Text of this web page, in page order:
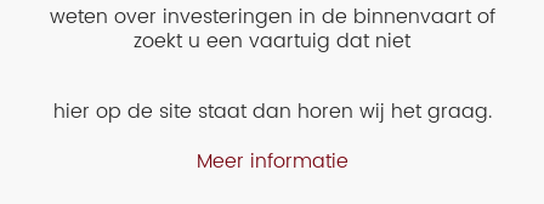
weten over investeringen in de binnenvaart of
zoekt u een vaartuig dat niet
hier op de site staat dan horen wij het graag.
Meer informatie